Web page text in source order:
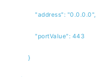
"address": "0.0.0.0",
"portValue": 443
}